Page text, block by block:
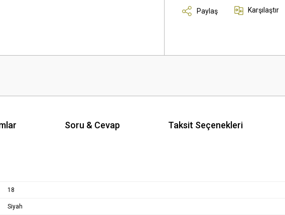
Paylaş Karşılaştır
Soru & Cevap Taksit Seçenekleri
18
Siyah